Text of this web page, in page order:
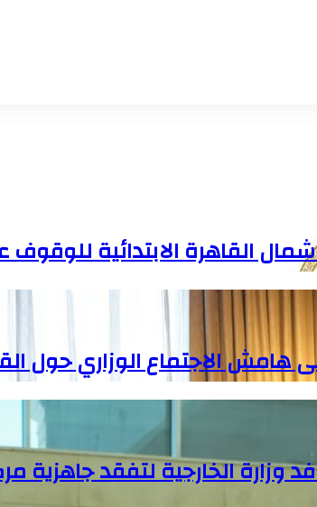
القاهرة الابتدائية
هامش الاجتماع الوزاري حول
وزارة الخارجية لتفقد جاهزية